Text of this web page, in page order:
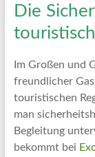
Die
Im Großen und
freundlicher
touristischen
man
Begleitung
bekommt bei